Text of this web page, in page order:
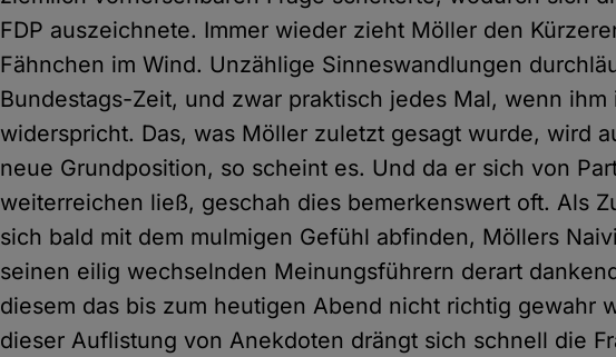
FDP auszeichnete. Immer wieder zieht Möller den
Fähnchen im Wind. Unzählige Sinneswandlungen
Bundestags-Zeit, und zwar praktisch jedes Mal, wenn ihm
widerspricht. Das, was Möller zuletzt gesagt wurde, wird
neue Grundposition, so scheint es. Und da er sich von
weiterreichen ließ, geschah dies bemerkenswert oft. Als
sich bald mit dem mulmigen Gefühl abfinden, Möllers
seinen eilig wechselnden Meinungsführern derart
diesem das bis zum heutigen Abend nicht richtig gewahr
dieser Auflistung von Anekdoten drängt sich schnell die